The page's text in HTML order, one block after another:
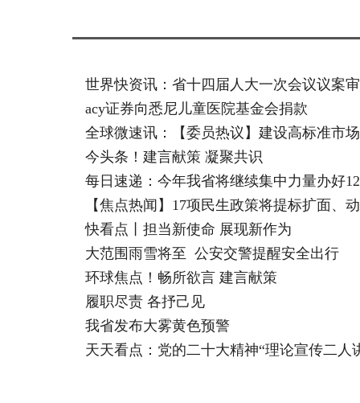
世界快资讯：省十四届人大一次会议议案
acy证券向悉尼儿童医院基金会捐款
全球微速讯：【委员热议】建设高标准市
今头条！建言献策 凝聚共识
每日速递：今年我省将继续集中力量办好
【焦点热闻】17项民生政策将提标扩面、
快看点丨担当新使命 展现新作为
大范围雨雪将至 公安交警提醒安全出行
环球焦点！畅所欲言 建言献策
履职尽责 各抒己见
我省发布大雾黄色预警
天天看点：党的二十大精神“理论宣传二人